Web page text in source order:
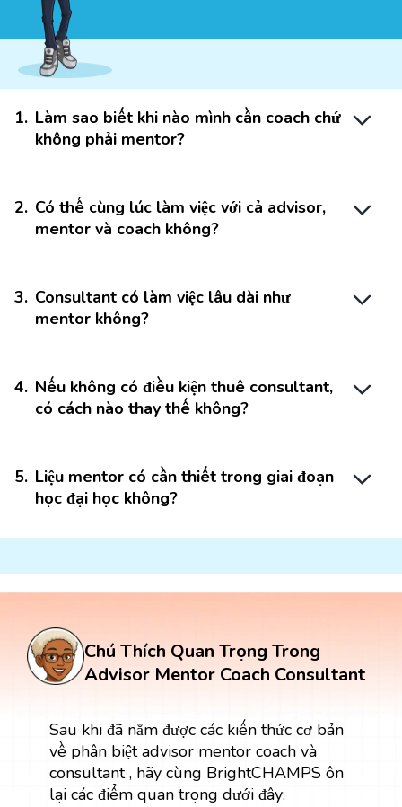
1. Làm sao biết khi nào mình cần coach chứ
không phải mentor?
2. Có thể cùng lúc làm việc với cả advisor,
mentor và coach không?
3. Consultant có làm việc lâu dài như
mentor không?
4. Nếu không có điều kiện thuê consultant,
có cách nào thay thế không?
5. Liệu mentor có cần thiết trong giai đoạn
học đại học không?
Chú Thích Quan Trọng Trong
Advisor Mentor Coach Consultant
Sau khi đã nắm được các kiến thức cơ bản
về phân biệt advisor mentor coach và
consultant , hãy cùng BrightCHAMPS ôn
lại các điểm quan trọng dưới đây: